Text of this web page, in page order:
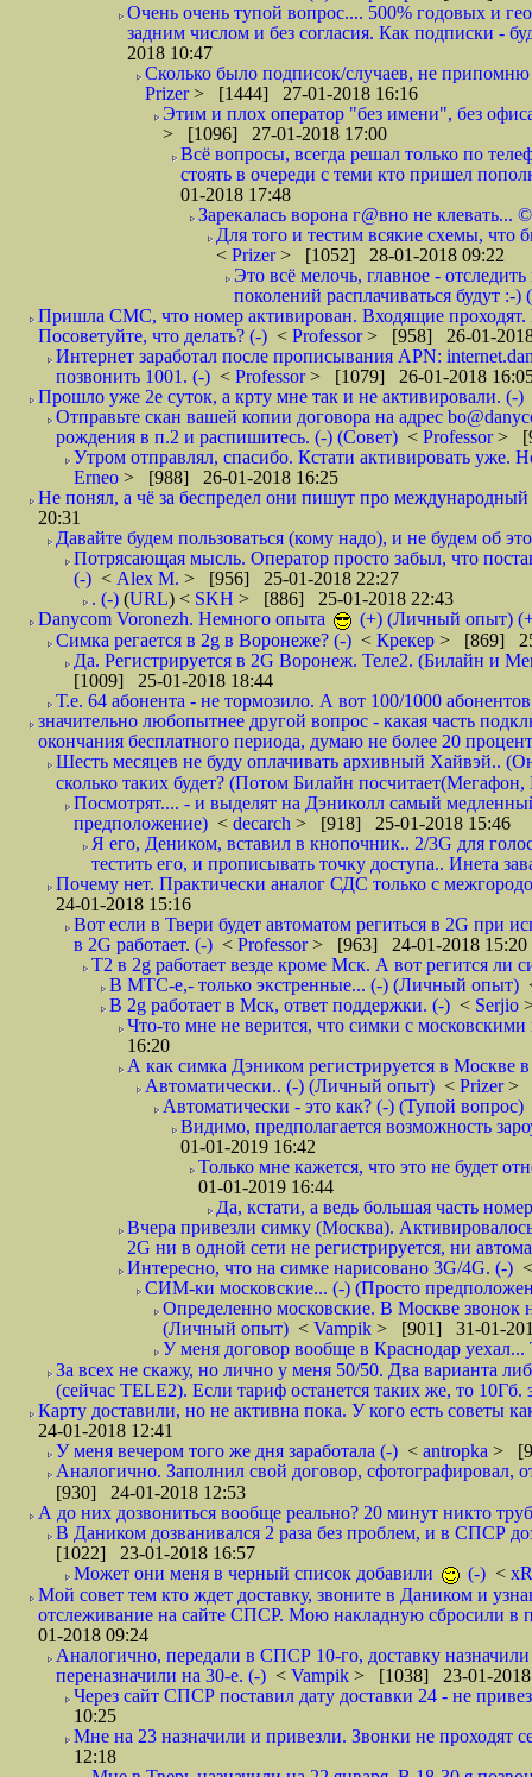
Очень очень тупой вопрос.... 500% годовых и
задним числом и без согласия. Как подписки -
2018 10:47
Сколько было подписок/случаев, не
Prizer> [1444] 27-01-2018 16:16
Этим и плох оператор "без имени", без
> [1096] 27-01-2018 17:00
Всё вопросы, всегда решал только по
стоять в очереди с теми кто пришел
01-2018 17:48
Зарекалась ворона г@вно не клевать...
Для того и тестим всякие схемы, что
< Prizer> [1052] 28-01-2018 09:22
Это всё мелочь, главное -
поколений расплачиваться будут :-)
Пришла СМС, что номер активирован. Входящие проходят.
Посоветуйте, что делать? (-) < Professor> [958] 26-01-
Интернет заработал после прописывания APN:
позвонить 1001. (-) < Professor> [1079] 26-01-2018
Прошло уже 2е суток, а крту мне так и не активировали. (-)
Отправьте скан вашей копии договора на адрес
рождения в п.2 и распишитесь. (-) (Совет) < Professor>
Утром отправлял, спасибо. Кстати активировать уже.
Erneo > [988] 26-01-2018 16:25
Не понял, а чё за беспредел они пишут про
20:31
Давайте будем пользоваться (кому надо), и не будем об
Потрясающая мысль. Оператор просто забыл, что
(-) < Alex M. > [956] 25-01-2018 22:27
. (-) (URL) < SKH > [886] 25-01-2018 22:43
Danycom Voronezh. Немного опыта
(+) (Личный опыт)
Симка регается в 2g в Воронеже? (-) < Крекер > [869]
Да. Регистрируется в 2G Воронеж. Теле2. (Билайн и
[1009] 25-01-2018 18:44
Т.е. 64 абонента - не тормозило. А вот 100/1000
значительно любопытнее другой вопрос - какая часть
окончания бесплатного периода, думаю не более 20
Шесть месяцев не буду оплачивать архивный Хайвэй..
сколько таких будет? (Потом Билайн
Посмотрят.... - и выделят на Дэниколл самый
предположение) < decarch > [918] 25-01-2018 15:46
Я его, Деником, вставил в кнопочник.. 2/3G для
тестить его, и прописывать точку доступа.. Инета
Почему нет. Практически аналог СДС только с
24-01-2018 15:16
Вот если в Твери будет автоматом региться в 2G при
в 2G работает. (-) < Professor> [963] 24-01-2018 15:20
T2 в 2g работает везде кроме Мск. А вот регится
В МТС-е,- только экстренные... (-) (Личный опыт)
В 2g работает в Мск, ответ поддержки. (-) < Serjio
Что-то мне не верится, что симки с
16:20
А как симка Дэником регистрируется в Москве
Автоматически.. (-) (Личный опыт) < Prizer>
Автоматически - это как? (-) (Тупой вопрос)
Видимо, предполагается возможность
01-01-2019 16:42
Только мне кажется, что это не будет
01-01-2019 16:44
Да, кстати, а ведь большая часть
Вчера привезли симку (Москва).
2G ни в одной сети не регистрируется, ни
Интересно, что на симке нарисовано 3G/4G. (-)
СИМ-ки московские... (-) (Просто
Определенно московские. В Москве звонок
(Личный опыт) < Vampik > [901] 31-01-
У меня договор вообще в Краснодар
За всех не скажу, но лично у меня 50/50. Два варианта
(сейчас TELE2). Если тариф останется таких же, то
Карту доставили, но не активна пока. У кого есть советы
24-01-2018 12:41
У меня вечером того же дня заработала (-) < antropka >
Аналогично. Заполнил свой договор,
[930] 24-01-2018 12:53
А до них дозвониться вообще реально? 20 минут никто
В Даником дозванивался 2 раза без проблем, и в СПСР
[1022] 23-01-2018 16:57
Может они меня в черный список добавили
(-) <
Мой совет тем кто ждет доставку, звоните в Даником и
отслеживание на сайте СПСР. Мою накладную сбросили
01-2018 09:24
Аналогично, передали в СПСР 10-го, доставку
переназначили на 30-е. (-) < Vampik > [1038] 23-01-2018
Через сайт СПСР поставил дату доставки 24 - не
10:25
Мне на 23 назначили и привезли. Звонки не
12:18